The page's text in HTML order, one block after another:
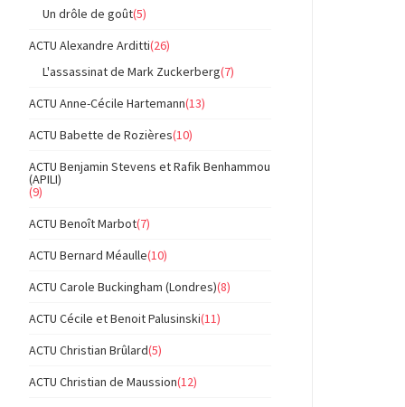
Un drôle de goût(5)
ACTU Alexandre Arditti(26)
L'assassinat de Mark Zuckerberg(7)
ACTU Anne-Cécile Hartemann(13)
ACTU Babette de Rozières(10)
ACTU Benjamin Stevens et Rafik Benhammou
(APILI)
(9)
ACTU Benoît Marbot(7)
ACTU Bernard Méaulle(10)
ACTU Carole Buckingham (Londres)(8)
ACTU Cécile et Benoit Palusinski(11)
ACTU Christian Brûlard(5)
ACTU Christian de Maussion(12)